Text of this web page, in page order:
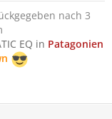
nach 3
EQ in Patagonien